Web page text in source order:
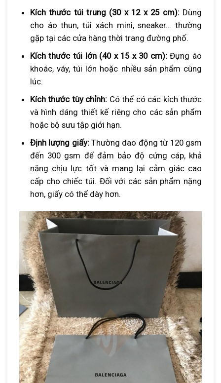
Kích thước túi trung (30 x 12 x 25 cm):Dùng
cho áo thun, túi xách mini, sneaker… thường
gặp tại các cửa hàng thời trang đường phố.
Kích thước túi lớn (40 x 15 x 30 cm):Đựng áo
khoác, váy, túi lớn hoặc nhiều sản phẩm cùng
lúc.
Kích thước tùy chỉnh: Có thể có các kích thước
và hình dáng thiết kế riêng cho các sản phẩm
hoặc bộ sưu tập giới hạn.
Định lượng giấy:Thường dao động từ 120 gsm
đến 300 gsm để đảm bảo độ cứng cáp, khả
năng chịu lực tốt và mang lại cảm giác cao
cấp cho chiếc túi. Đối với các sản phẩm nặng
hơn, giấy có thể dày hơn.